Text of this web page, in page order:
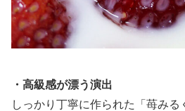
・高級感が漂う演出
しっかり丁寧に作られた「苺みる